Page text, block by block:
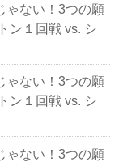
ゃない！3つの願
ン１回戦 vs. シ
ゃない！3つの願
ン１回戦 vs. シ
ゃない！3つの願